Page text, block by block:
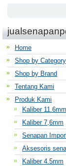
Home
Shop by Category
Shop by Brand
Tentang Kami
Produk Kami
Kaliber 11.6mm
Kaliber 7,6mm
Senapan
Aksesoris
Kaliber 4.5mm